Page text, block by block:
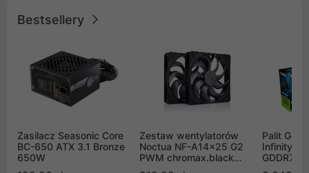
Bestsellery
Zasilacz Seasonic Core
BC-650 ATX 3.1 Bronze
650W
Zestaw wentylatorów
Noctua NF-A14x25 G2
PWM chromax.black
Palit
Infinity 3
GDDR7